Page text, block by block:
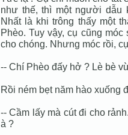
như thế, thì một người dẫu
Nhất là khi trông thấy một
Phèo. Tuy vậy, cụ cũng
cho chóng. Nhưng móc rồi,
-- Chí Phèo đấy hở ? Lè bè
Rồi ném bẹt năm hào xuống
-- Cầm lấy mà cút đi cho
à ?